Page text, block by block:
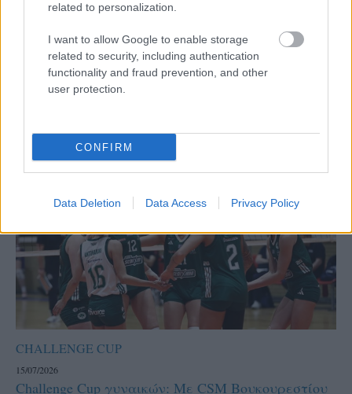
related to personalization.
I want to allow Google to enable storage
related to security, including authentication
functionality and fraud prevention, and other
user protection.
CONFIRM
Data Deletion Data Access Privacy Policy
Aκολουθήστε μας
παντού…
CHALLENGE CUP
15/07/2026
Challenge Cup γυναικών: Με CSM Βουκουρεστίου